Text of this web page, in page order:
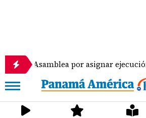
por asignar ejecución de obras